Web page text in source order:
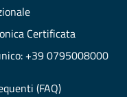
Certificata
+39 0795008000
(FAQ)